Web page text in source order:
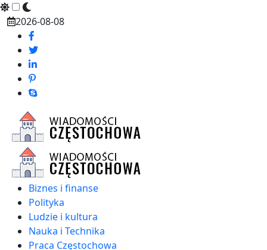
Skip
content
2026-08-08
Biznes i finanse
Polityka
Ludzie i kultura
Nauka i Technika
Praca Częstochowa